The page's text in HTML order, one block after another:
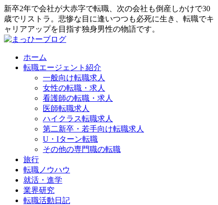
新卒2年で会社が大赤字で転職、次の会社も倒産しかけで30
歳でリストラ。悲惨な目に逢いつつも必死に生き、転職でキ
ャリアアップを目指す独身男性の物語です。
ホーム
転職エージェント紹介
一般向け転職求人
女性の転職・求人
看護師の転職・求人
医師転職求人
ハイクラス転職求人
第二新卒・若手向け転職求人
U・Iターン転職
その他の専門職の転職
旅行
転職ノウハウ
就活・進学
業界研究
転職活動日記